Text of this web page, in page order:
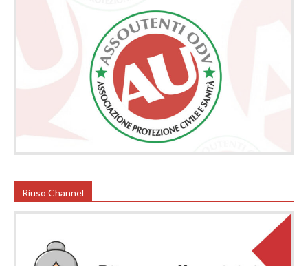
Riuso Channel